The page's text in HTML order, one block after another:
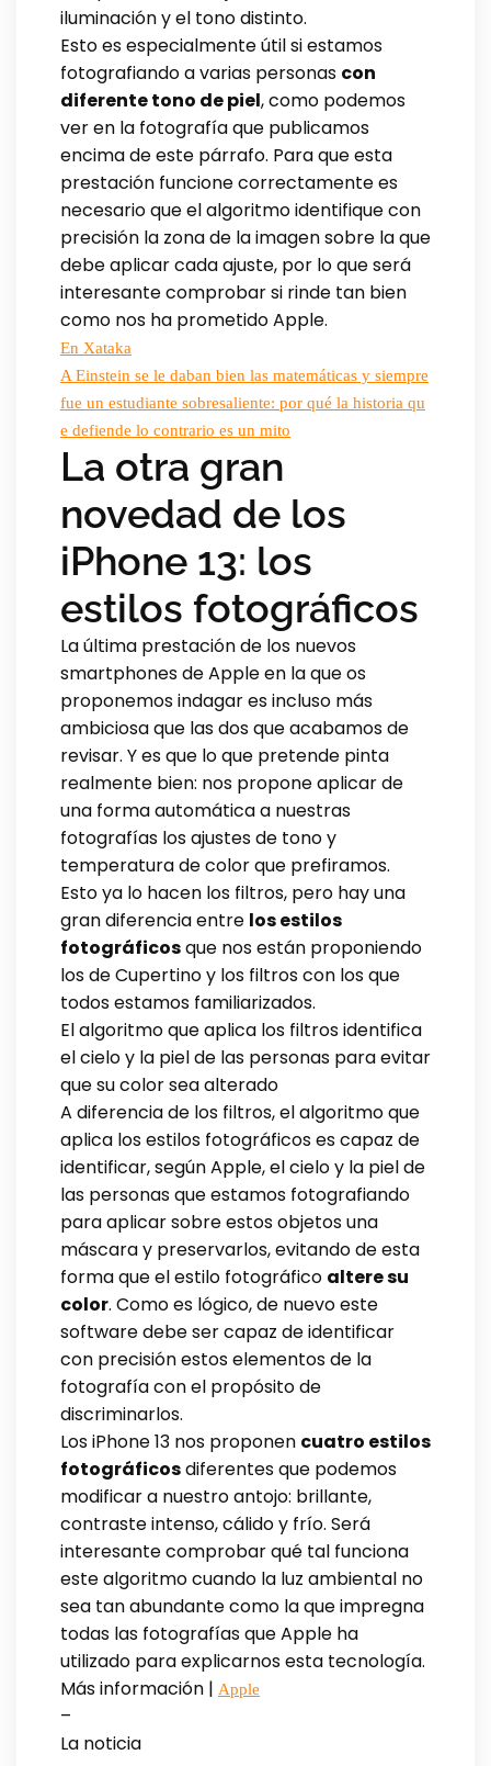
iluminación y el tono distinto.
Esto es especialmente útil si estamos
fotografiando a varias personas con
diferente tono de piel, como podemos
ver en la fotografía que publicamos
encima de este párrafo. Para que esta
prestación funcione correctamente es
necesario que el algoritmo identifique con
precisión la zona de la imagen sobre la que
debe aplicar cada ajuste, por lo que será
interesante comprobar si rinde tan bien
como nos ha prometido Apple.
En Xataka
A Einstein se le daban bien las matemáticas y siempre
fue un estudiante sobresaliente: por qué la historia qu
e defiende lo contrario es un mito
La otra gran
novedad de los
iPhone 13: los
estilos fotográficos
La última prestación de los nuevos
smartphones de Apple en la que os
proponemos indagar es incluso más
ambiciosa que las dos que acabamos de
revisar. Y es que lo que pretende pinta
realmente bien: nos propone aplicar de
una forma automática a nuestras
fotografías los ajustes de tono y
temperatura de color que prefiramos.
Esto ya lo hacen los filtros, pero hay una
gran diferencia entre los estilos
fotográficosque nos están proponiendo
los de Cupertino y los filtros con los que
todos estamos familiarizados.
El algoritmo que aplica los filtros identifica
el cielo y la piel de las personas para evitar
que su color sea alterado
A diferencia de los filtros, el algoritmo que
aplica los estilos fotográficos es capaz de
identificar, según Apple, el cielo y la piel de
las personas que estamos fotografiando
para aplicar sobre estos objetos una
máscara y preservarlos, evitando de esta
forma que el estilo fotográfico altere su
color. Como es lógico, de nuevo este
software debe ser capaz de identificar
con precisión estos elementos de la
fotografía con el propósito de
discriminarlos.
Los iPhone 13 nos proponen cuatro estilos
fotográficosdiferentes que podemos
modificar a nuestro antojo: brillante,
contraste intenso, cálido y frío. Será
interesante comprobar qué tal funciona
este algoritmo cuando la luz ambiental no
sea tan abundante como la que impregna
todas las fotografías que Apple ha
utilizado para explicarnos esta tecnología.
Más información | Apple
–
La noticia